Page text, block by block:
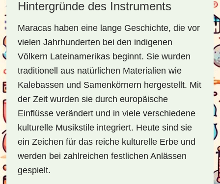
Hintergründe des Instruments
Maracas haben eine lange Geschichte, die vor
vielen Jahrhunderten bei den indigenen
Völkern Lateinamerikas beginnt. Sie wurden
traditionell aus natürlichen Materialien wie
Kalebassen und Samenkörnern hergestellt. Mit
der Zeit wurden sie durch europäische
Einflüsse verändert und in viele verschiedene
kulturelle Musikstile integriert. Heute sind sie
ein Zeichen für das reiche kulturelle Erbe und
werden bei zahlreichen festlichen Anlässen
gespielt.